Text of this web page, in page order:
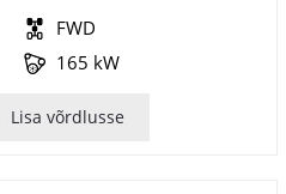
FWD
165 kW
Lisa võrdlusse